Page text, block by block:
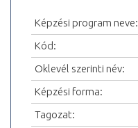
Képzési program neve:
Kód:
Oklevél szerinti név:
Képzési forma:
Tagozat: